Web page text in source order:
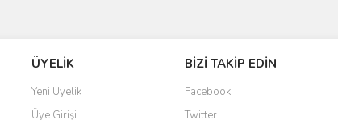
ÜYELİK
Yeni Üyelik
Üye Girişi
BİZİ TAKİP EDİN
Facebook
Twitter